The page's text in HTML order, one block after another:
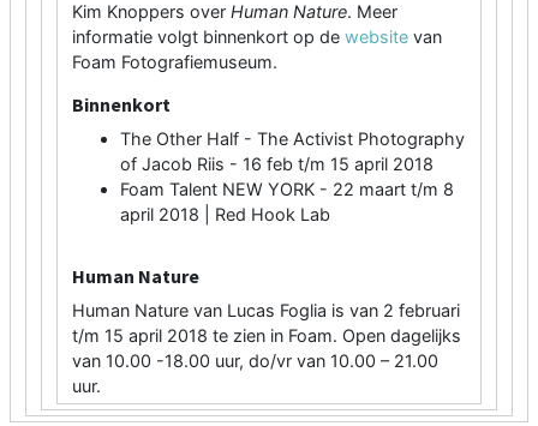
Kim Knoppers over Human Nature. Meer
informatie volgt binnenkort op de website van
Foam Fotografiemuseum.
Binnenkort
The Other Half - The Activist Photography
of Jacob Riis - 16 feb t/m 15 april 2018
Foam Talent NEW YORK - 22 maart t/m 8
april 2018 | Red Hook Lab
Human Nature
Human Nature van Lucas Foglia is van 2 februari
t/m 15 april 2018 te zien in Foam. Open dagelijks
van 10.00 -18.00 uur, do/vr van 10.00 – 21.00
uur.